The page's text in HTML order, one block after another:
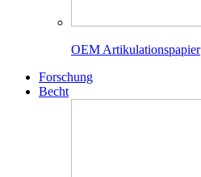
OEM Artikulationspapier
Forschung
Becht